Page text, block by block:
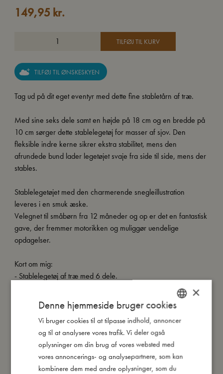
149,95 kr.
TILFØJ TIL KURV
TILFØJ TIL ØNSKESKYEN
Tag ud på dit eget eventyr med dette fine stabletårn af træ.
Med sine seks dele samt en højde på 18 cm og en bredde på
10 cm sørger dette stablelegetøj for masser af sjov. Den
fleksible indre kerne sikrer ekstra stabilitet, mens den
afrundede bund lader legetøjet svaje fra side til side, mens der
stables.
Stablelegetøjet med den charmerende snegleillustration
leveres i en smuk æske.
Velegnet til småbørn fra 12 måneder og op er det en fantastisk
gave, der fremmer motorikken og muliggør uendelige
opdagelser.
Kort om mig:
- Stablelegetøj af træ med 6 dele.
- Mål: L18 cm, B10 cm.
- Gynger fra side til side.
- Anbefales fra +12 måneder.
Så stor er jeg
DANISH
GERMAN
×
Denne hjemmeside bruger cookies
Vi bruger cookies til at tilpasse indhold, annoncer
og til at analysere vores trafik. Vi deler også
oplysninger om din brug af vores websted med
vores annoncerings- og analysepartnere, som kan
kombinere dem med andre oplysninger, som du